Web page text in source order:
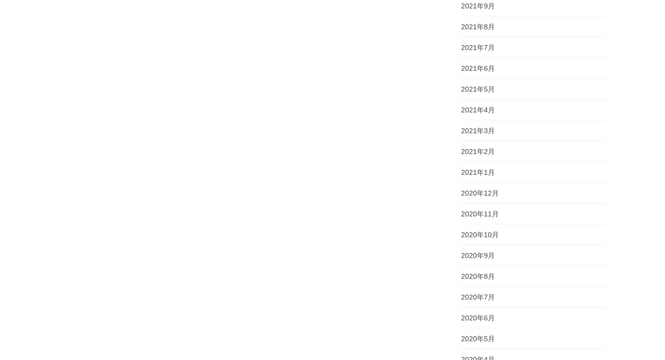
2021年9月
2021年8月
2021年7月
2021年6月
2021年5月
2021年4月
2021年3月
2021年2月
2021年1月
2020年12月
2020年11月
2020年10月
2020年9月
2020年8月
2020年7月
2020年6月
2020年5月